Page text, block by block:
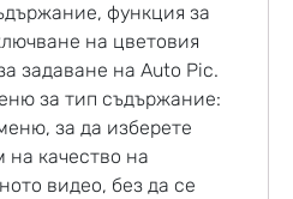
функция за
на цветовия
задаване на Auto Pic.
за тип съдържание:
за да изберете
качество на
видео, без да се